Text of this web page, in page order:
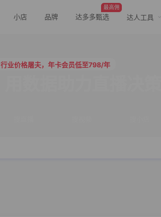
小店 品牌
最高佣
达多多甄选 达人工具
行业价格屠夫，年卡会员低至798/年